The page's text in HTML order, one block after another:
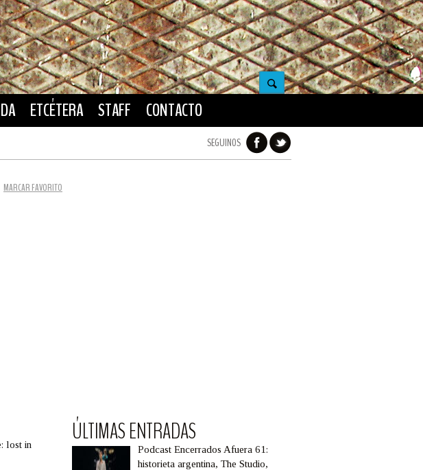
ETCÉTERA STAFF CONTACTO
SEGUINOS
MARCAR FAVORITO
lost in
ÚLTIMAS ENTRADAS
Podcast Encerrados Afuera 61:
historieta argentina, The Studio,